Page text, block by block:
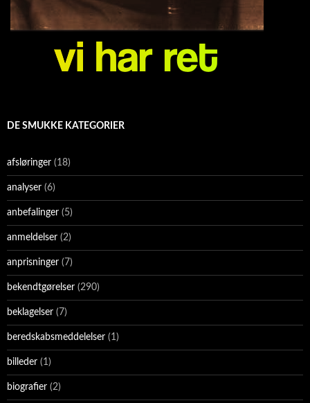
DE SMUKKE KATEGORIER
afsløringer (18)
analyser (6)
anbefalinger (5)
anmeldelser (2)
anprisninger (7)
bekendtgørelser (290)
beklagelser (7)
beredskabsmeddelelser (1)
billeder (1)
biografier (2)